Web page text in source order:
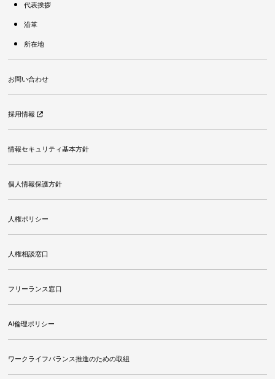
代表挨拶
沿革
所在地
お問い合わせ
採用情報
情報セキュリティ基本方針
個人情報保護方針
人権ポリシー
人権相談窓口
フリーランス窓口
AI倫理ポリシー
ワークライフバランス推進のための取組